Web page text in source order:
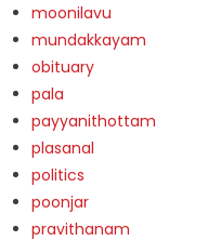
moonilavu
mundakkayam
obituary
pala
payyanithottam
plasanal
politics
poonjar
pravithanam